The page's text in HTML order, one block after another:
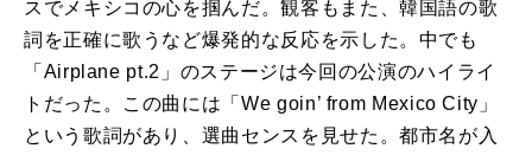
スでメキシコの心を掴んだ。観客もまた、韓国語の歌
詞を正確に歌うなど爆発的な反応を示した。中でも
「Airplane pt.2」のステージは今回の公演のハイライ
トだった。この曲には「We goin’ from Mexico City」
という歌詞があり、選曲センスを見せた。都市名が入